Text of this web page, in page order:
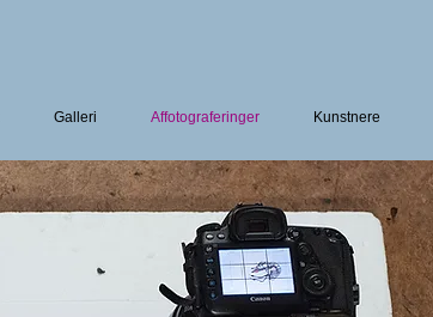
Galleri Affotograferinger Kunstnere